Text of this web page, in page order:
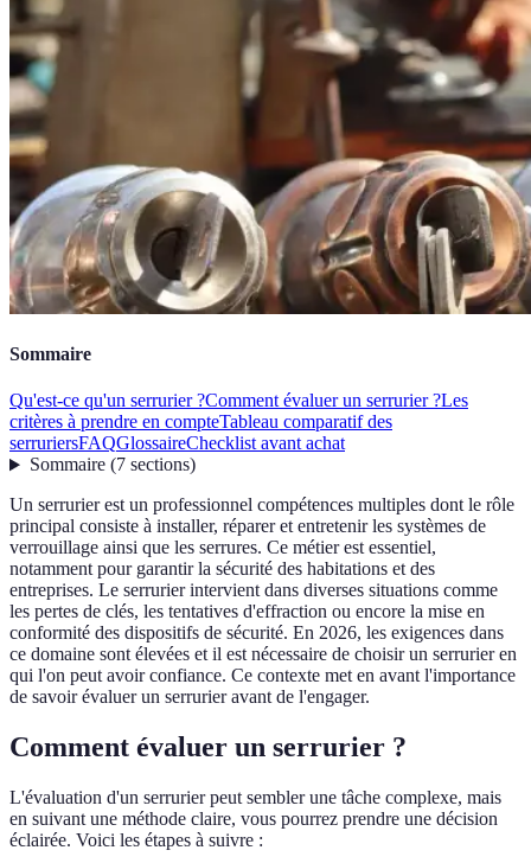
Sommaire
Qu'est-ce qu'un serrurier ?Comment évaluer un serrurier ?Les
critères à prendre en compteTableau comparatif des
serruriersFAQGlossaireChecklist avant achat
Sommaire(7 sections)
Un serrurier est un professionnel compétences multiples dont le rôle
principal consiste à installer, réparer et entretenir les systèmes de
verrouillage ainsi que les serrures. Ce métier est essentiel,
notamment pour garantir la sécurité des habitations et des
entreprises. Le serrurier intervient dans diverses situations comme
les pertes de clés, les tentatives d'effraction ou encore la mise en
conformité des dispositifs de sécurité. En 2026, les exigences dans
ce domaine sont élevées et il est nécessaire de choisir un serrurier en
qui l'on peut avoir confiance. Ce contexte met en avant l'importance
de savoir évaluer un serrurier avant de l'engager.
Comment évaluer un serrurier ?
L'évaluation d'un serrurier peut sembler une tâche complexe, mais
en suivant une méthode claire, vous pourrez prendre une décision
éclairée. Voici les étapes à suivre :